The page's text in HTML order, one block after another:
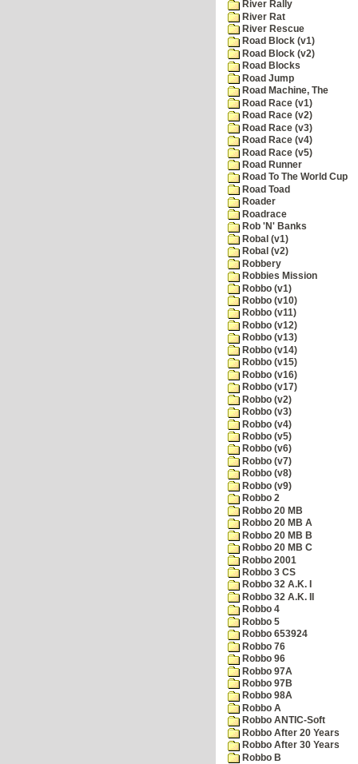
River Rally
River Rat
River Rescue
Road Block (v1)
Road Block (v2)
Road Blocks
Road Jump
Road Machine, The
Road Race (v1)
Road Race (v2)
Road Race (v3)
Road Race (v4)
Road Race (v5)
Road Runner
Road To The World Cup
Road Toad
Roader
Roadrace
Rob 'N' Banks
Robal (v1)
Robal (v2)
Robbery
Robbies Mission
Robbo (v1)
Robbo (v10)
Robbo (v11)
Robbo (v12)
Robbo (v13)
Robbo (v14)
Robbo (v15)
Robbo (v16)
Robbo (v17)
Robbo (v2)
Robbo (v3)
Robbo (v4)
Robbo (v5)
Robbo (v6)
Robbo (v7)
Robbo (v8)
Robbo (v9)
Robbo 2
Robbo 20 MB
Robbo 20 MB A
Robbo 20 MB B
Robbo 20 MB C
Robbo 2001
Robbo 3 CS
Robbo 32 A.K. I
Robbo 32 A.K. II
Robbo 4
Robbo 5
Robbo 653924
Robbo 76
Robbo 96
Robbo 97A
Robbo 97B
Robbo 98A
Robbo A
Robbo ANTIC-Soft
Robbo After 20 Years
Robbo After 30 Years
Robbo B